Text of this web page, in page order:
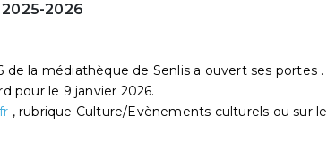
2026
de la médiathèque de Senlis a ouvert ses portes .
pour le 9 janvier 2026.
, rubrique Culture/Evènements culturels ou sur le